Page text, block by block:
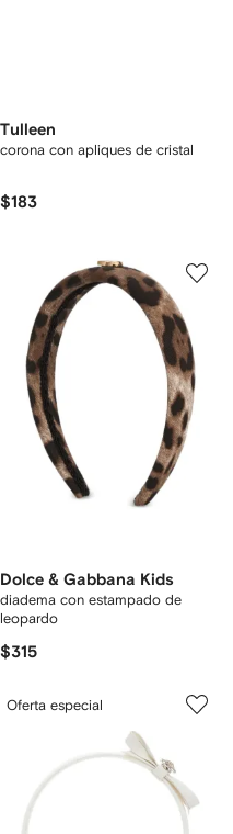
Tulleen
corona con apliques de cristal
$183
Dolce & Gabbana Kids
diadema con estampado de
leopardo
$315
Oferta especial